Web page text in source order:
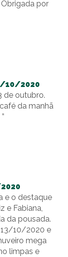
por
10/2020
de outubro.
da manhã
e o destaque
e Fabiana,
da pousada.
13/10/2020 e
mega
limpas e